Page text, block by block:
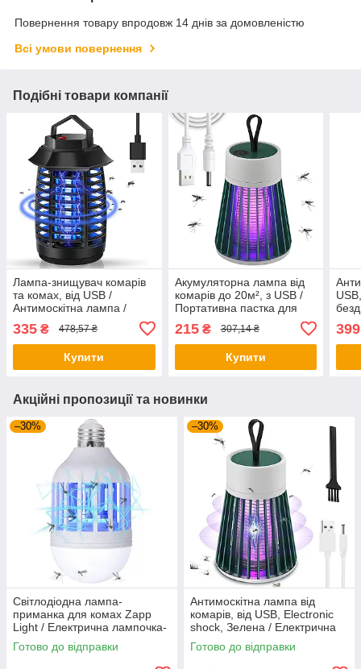
Повернення товару впродовж 14 днів за домовленістю
Всі умови повернення
Подібні товари компанії
Лампа-знищувач комарів
та комах, від USB /
Антимоскітна лампа /
комарів
335 ₴ 478,57 ₴
Купити
Акумуляторна лампа від
комарів до 20м², з USB /
Портативна пастка для
комарів / Знищувач комах
215₴ 307,14 ₴
Купити
399
Акційні пропозиції та новинки
–30%
Світлодіодна лампа-
приманка для комах Zapp
Light / Електрична лампочка-
знищувач мух та комарів
Готово до відправки
–30%
Антимоскітна лампа від
комарів, від USB, Electronic
shock, Зелена / Електрична
пастка-знищувач комах
Готово до відправки